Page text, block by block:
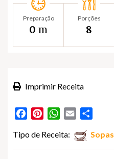
Preparação
0 m
Porções
8
Imprimir Receita
FacebookPinterestWhatsApp
Email
Tipo de Receita: Sopas